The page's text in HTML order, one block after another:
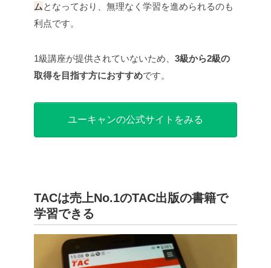
ム となっており、無理なく学習を進められるのも
利点です。
1級講座が提供されていないため、 3級から2級の
取得を目指す方におすすめです。
ユーキャンの公式サイトをみる
TACは売上No.1のTAC出版の書籍で
学習できる